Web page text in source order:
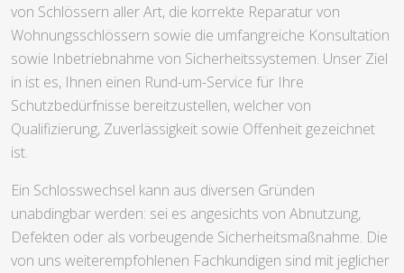
von Schlössern aller Art, die korrekte Reparatur von
Wohnungsschlössern sowie die umfangreiche Konsultation
sowie Inbetriebnahme von Sicherheitssystemen. Unser Ziel
in ist es, Ihnen einen Rund-um-Service für Ihre
Schutzbedürfnisse bereitzustellen, welcher von
Qualifizierung, Zuverlässigkeit sowie Offenheit gezeichnet
ist.
Ein Schlosswechsel kann aus diversen Gründen
unabdingbar werden: sei es angesichts von Abnutzung,
Defekten oder als vorbeugende Sicherheitsmaßnahme. Die
von uns weiterempfohlenen Fachkundigen sind mit jeglicher